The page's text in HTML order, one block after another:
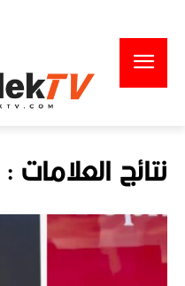
نتائج العلامات :